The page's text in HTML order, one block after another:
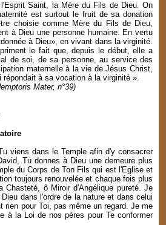
Saint, la Mère du Fils de Dieu. On
est surtout le fruit de sa donation
choisie comme Mère du Fils de Dieu,
à Dieu une personne humaine. En vertu
à Dieu», en vivant dans la virginité.
le fait que, depuis le début, elle a
de soi, de sa personne, au service des
maternelle à la vie de Jésus Christ,
à sa vocation à la virginité ».
Mater, n°39)
viens dans le Temple afin d'y consacrer
Tu donnes à Dieu une demeure plus
du Corps de Ton Fils qui est l'Eglise et
toujours renouvelée et chaque fois plus
Chasteté, ô Miroir d'Angélique pureté. Je
dans l'ordre de la nature et dans celui
rien pour Toi, pas même un regard. Je me
à la Loi de nos pères pour Te conformer